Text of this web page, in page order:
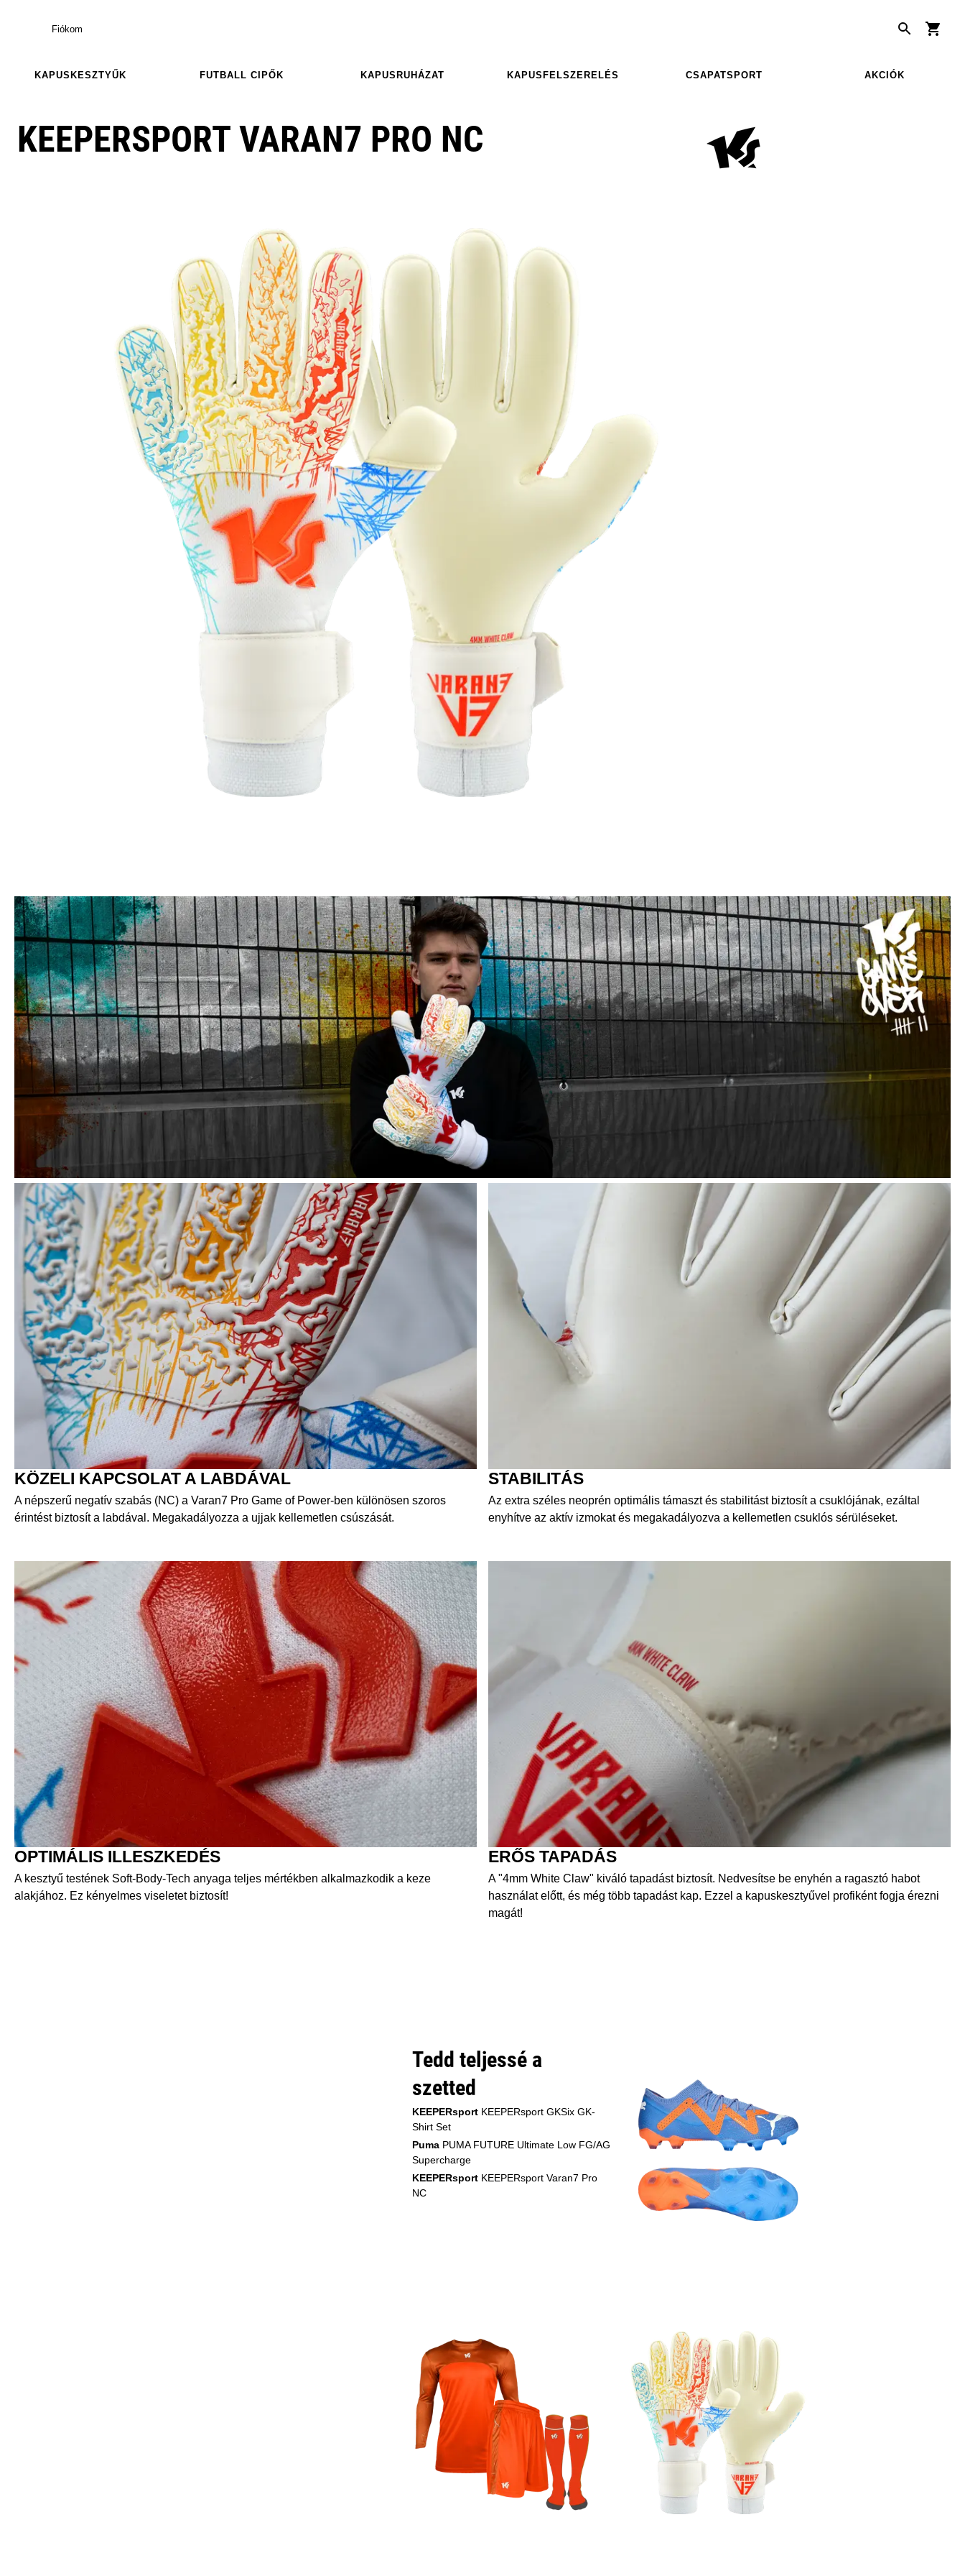
Fiókom
KAPUSKESZTYŰK FUTBALL CIPŐK KAPUSRUHÁZAT KAPUSFELSZERELÉS CSAPATSPORT AKCIÓK
KEEPERSPORT VARAN7 PRO NC
KÖZELI KAPCSOLAT A LABDÁVAL
A népszerű negatív szabás (NC) a Varan7 Pro Game of Power-ben különösen szoros
érintést biztosít a labdával. Megakadályozza a ujjak kellemetlen csúszását.
STABILITÁS
Az extra széles neoprén optimális támaszt és stabilitást biztosít a csuklójának, ezáltal
enyhítve az aktív izmokat és megakadályozva a kellemetlen csuklós sérüléseket.
OPTIMÁLIS ILLESZKEDÉS
A kesztyű testének Soft-Body-Tech anyaga teljes mértékben alkalmazkodik a keze
alakjához. Ez kényelmes viseletet biztosít!
ERŐS TAPADÁS
A "4mm White Claw" kiváló tapadást biztosít. Nedvesítse be enyhén a ragasztó habot
használat előtt, és még több tapadást kap. Ezzel a kapuskesztyűvel profiként fogja érezni
magát!
Tedd teljessé a
szetted
KEEPERsport KEEPERsport GKSix GK-
Shirt Set
Puma PUMA FUTURE Ultimate Low FG/AG
Supercharge
KEEPERsport KEEPERsport Varan7 Pro
NC